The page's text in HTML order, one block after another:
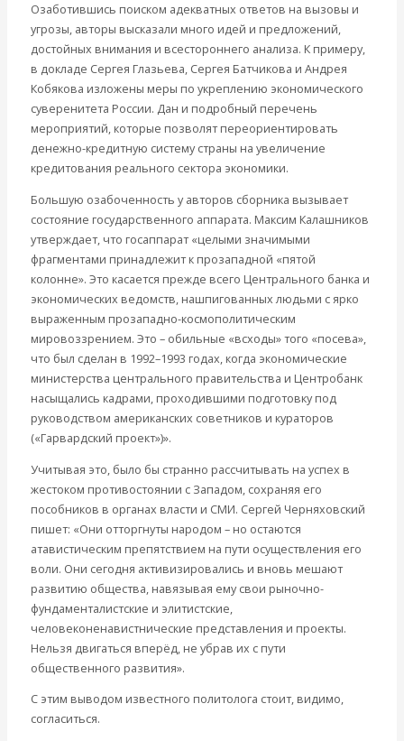
Христианство
Все видео
Озаботившись поиском адекватных ответов на вызовы и
угрозы, авторы высказали много идей и предложений,
достойных внимания и всестороннего анализа. К примеру,
в докладе Сергея Глазьева, Сергея Батчикова и Андрея
Кобякова изложены меры по укреплению экономического
суверенитета России. Дан и подробный перечень
мероприятий, которые позволят переориентировать
денежно-кредитную систему страны на увеличение
кредитования реального сектора экономики.
Большую озабоченность у авторов сборника вызывает
состояние государственного аппарата. Максим Калашников
утверждает, что госаппарат «целыми значимыми
фрагментами принадлежит к прозападной «пятой
колонне». Это касается прежде всего Центрального банка и
экономических ведомств, нашпигованных людьми с ярко
выраженным прозападно-космополитическим
мировоззрением. Это – обильные «всходы» того «посева»,
что был сделан в 1992–1993 годах, когда экономические
министерства центрального правительства и Центробанк
насыщались кадрами, проходившими подготовку под
руководством американских советников и кураторов
(«Гарвардский проект»)».
Учитывая это, было бы странно рассчитывать на успех в
жестоком противостоянии с Западом, сохраняя его
пособников в органах власти и СМИ. Сергей Черняховский
пишет: «Они отторгнуты народом – но остаются
атавистическим препятствием на пути осуществления его
воли. Они сегодня активизировались и вновь мешают
развитию общества, навязывая ему свои рыночно-
фундаменталистские и элитистские,
человеконенавистнические представления и проекты.
Нельзя двигаться вперёд, не убрав их с пути
общественного развития».
С этим выводом известного политолога стоит, видимо,
согласиться.